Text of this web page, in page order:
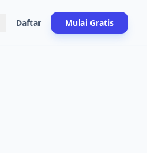
Daftar Mulai Gratis